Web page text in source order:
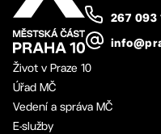
267 093
Život v Praze 10
Úřad MČ
Vedení a správa MČ
E-služby